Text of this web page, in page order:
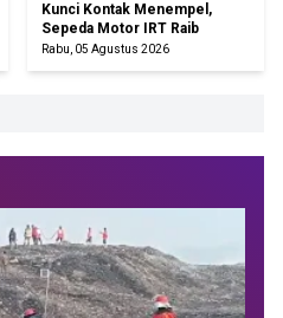
Kunci Kontak Menempel,
Sepeda Motor IRT Raib
Rabu, 05 Agustus 2026